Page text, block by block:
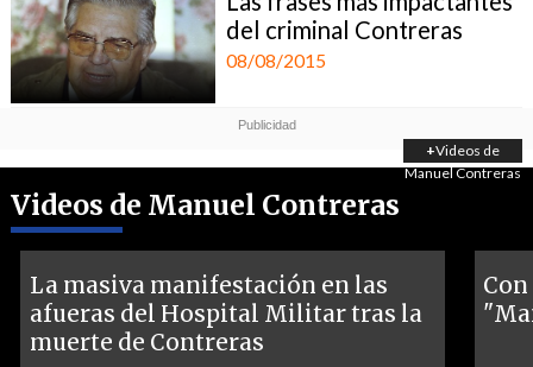
del criminal Contreras
08/08/2015
Videos de Manuel Contreras
+Videos de
Manuel Contreras
La masiva manifestación en las
afueras del Hospital Militar tras la
muerte de Contreras